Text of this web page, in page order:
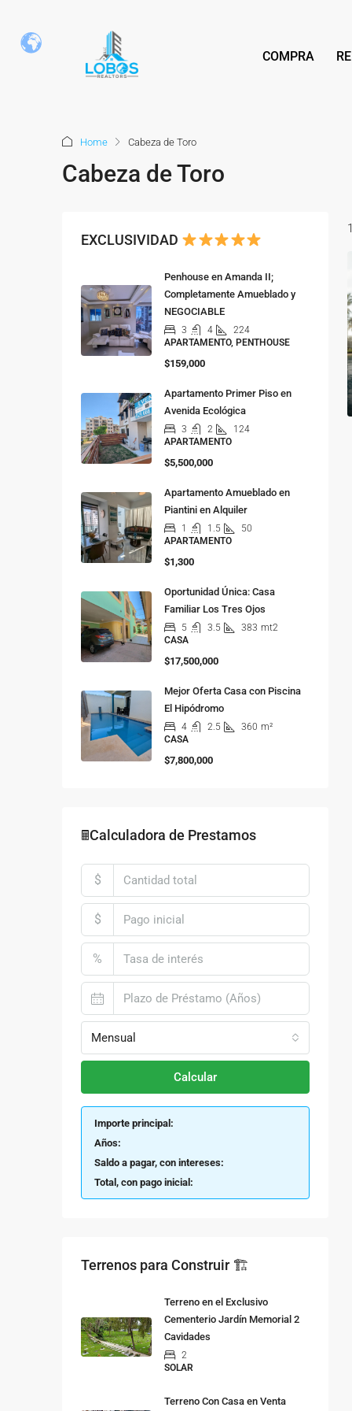
COMPRA
Home Cabeza de Toro
Cabeza de Toro
EXCLUSIVIDAD
Penhouse en Amanda II;
Completamente Amueblado y
NEGOCIABLE
3 4
224
APARTAMENTO, PENTHOUSE
$159,000
Apartamento Primer Piso en
Avenida Ecológica
3 2
124
APARTAMENTO
$5,500,000
Apartamento Amueblado en
Piantini en Alquiler
1 1.5
50
APARTAMENTO
$1,300
Oportunidad Única: Casa
Familiar Los Tres Ojos
5 3.5 383 mt2
CASA
$17,500,000
Mejor Oferta Casa con Piscina
El Hipódromo
4 2.5 360 m²
CASA
$7,800,000
🖩Calculadora de Prestamos
$
$
%
Mensual
Calcular
Importe principal:
Años:
Saldo a pagar, con intereses:
Total, con pago inicial:
Terrenos para Construir 🏗
Terreno en el Exclusivo
Cementerio Jardín Memorial 2
Cavidades
2
SOLAR
Terreno Con Casa en Venta